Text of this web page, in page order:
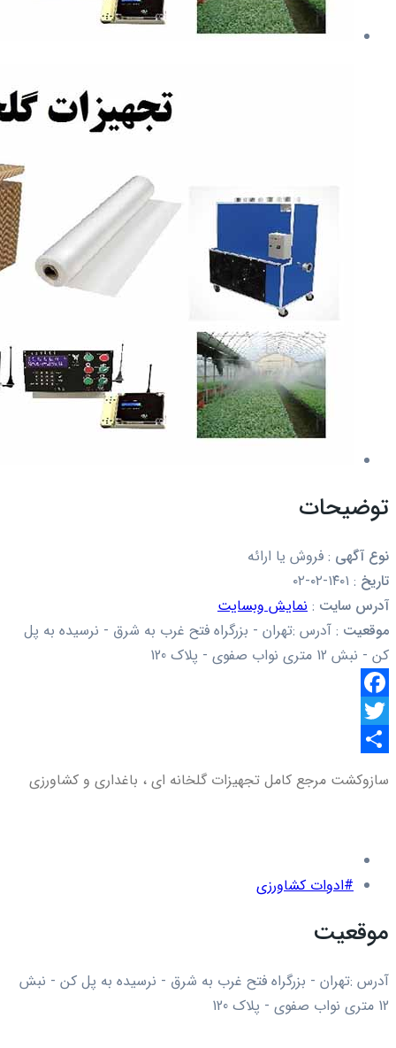
توضیحات
نوع آگهی : فروش یا ارائه
تاریخ :
آدرس سایت : نمایش وبسایت
موقعیت : آدرس :تهران - بزرگراه فتح غرب به شرق - نرسیده به پل
کن - نبش 12 متری نواب صفوی - پلاک 120
Facebook
Twitter
گذاری
سازوکشت مرجع کامل تجهیزات گلخانه ای ، باغداری و کشاورزی
#ادوات کشاورزی
موقعیت
آدرس :تهران - بزرگراه فتح غرب به شرق - نرسیده به پل کن - نبش
12 متری نواب صفوی - پلاک 120